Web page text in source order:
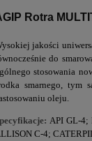
Rotra
jakości
do
stosowania
smarnego, tym
oleju.
API GL-4;
C-4;